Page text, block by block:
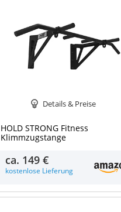
Details & Preise
HOLD STRONG Fitness
Klimmzugstange
ca. 149 €
kostenlose Lieferung